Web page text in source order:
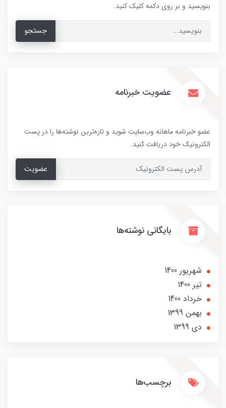
بنویسید و بر روی دکمه کلیک کنید.
جستجو
عضویت خبرنامه
عضو خبرنامه ماهانه وب‌سایت شوید و تازه‌ترین نوشته‌ها را در پست
الکترونیک خود دریافت کنید.
عضویت
بایگانی نوشته‌ها
شهریور 1400
تير 1400
خرداد 1400
بهمن 1399
دی 1399
برچسب‌ها